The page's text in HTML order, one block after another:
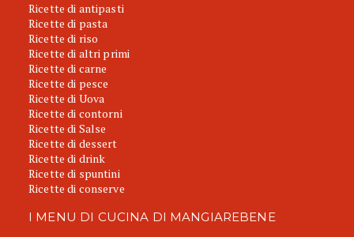
Ricette di antipasti
Ricette di pasta
Ricette di riso
Ricette di altri primi
Ricette di carne
Ricette di pesce
Ricette di Uova
Ricette di contorni
Ricette di Salse
Ricette di dessert
Ricette di drink
Ricette di spuntini
Ricette di conserve
I MENU DI CUCINA DI MANGIAREBENE